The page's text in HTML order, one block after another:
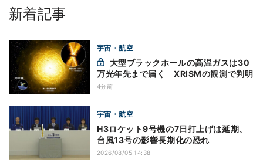
新着記事
宇宙・航空
万光年先まで届く XRISMの観測で判明
4分前
宇宙・航空
H3ロケット9号機の7日打上げは延期、
台風13号の影響長期化の恐れ
2026/08/05 14:38